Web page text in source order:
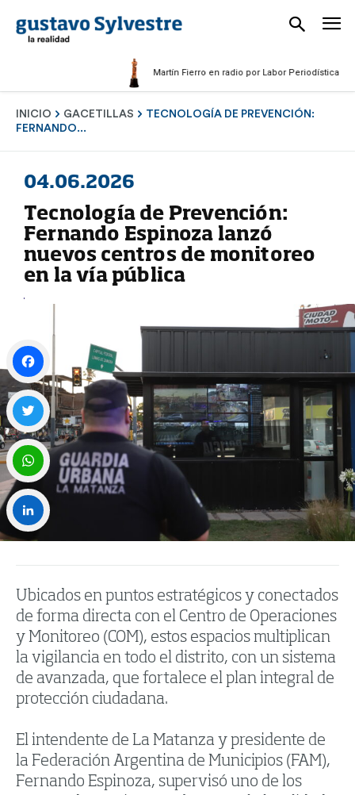
Martín Fierro en radio por Labor Periodística
INICIO GACETILLAS
TECNOLOGÍA DE PREVENCIÓN:
FERNANDO...
04.06.2026
Tecnología de Prevención:
Fernando Espinoza lanzó
nuevos centros de monitoreo
en la vía pública
Ubicados en puntos estratégicos y conectados
de forma directa con el Centro de Operaciones
y Monitoreo (COM), estos espacios multiplican
la vigilancia en todo el distrito, con un sistema
de avanzada, que fortalece el plan integral de
protección ciudadana.
El intendente de La Matanza y presidente de
la Federación Argentina de Municipios (FAM),
Fernando Espinoza, supervisó uno de los
Facebook
Twitter
WhatsApp
LinkedIn